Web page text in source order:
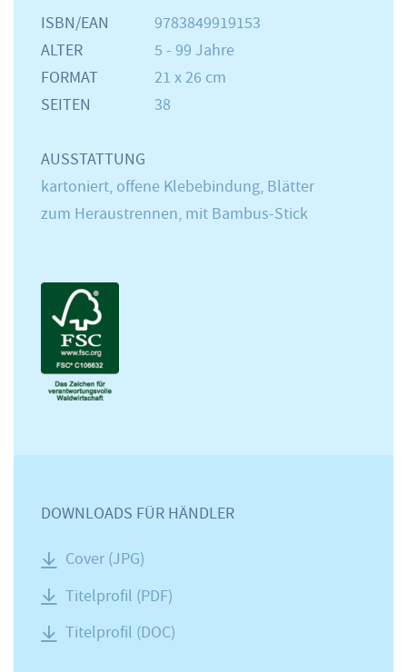
ISBN/EAN
9783849919153
ALTER
5 - 99 Jahre
FORMAT
21 x 26 cm
SEITEN
38
AUSSTATTUNG
kartoniert, offene Klebebindung, Blätter
zum Heraustrennen, mit Bambus-Stick
DOWNLOADS FÜR HÄNDLER
Cover (JPG)
Titelprofil (PDF)
Titelprofil (DOC)